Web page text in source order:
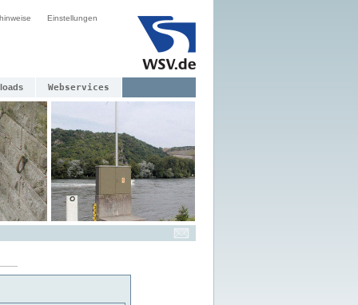
Einstellungen
Webservices